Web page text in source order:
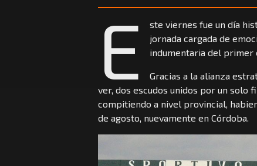
E
ste viernes fue un día
jornada cargada de
indumentaria del primer
Gracias a la alianza
ver, dos escudos unidos por un solo
compitiendo a nivel provincial,
de agosto, nuevamente en Córdoba.